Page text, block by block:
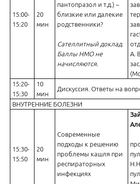
15:00-
15:20
20
мин
пантопразол и т.д.) –
близкие или далекие
родственники?
Сателлитный доклад.
Баллы НМО не
начисляются.
А.
15:20-
15:30
10
мин
Дискуссия. Ответы на
ВНУТРЕННИЕ БОЛЕЗНИ
15:30-
15:50
20
мин
Современные
подходы к решению
проблемы кашля при
респираторных
инфекциях